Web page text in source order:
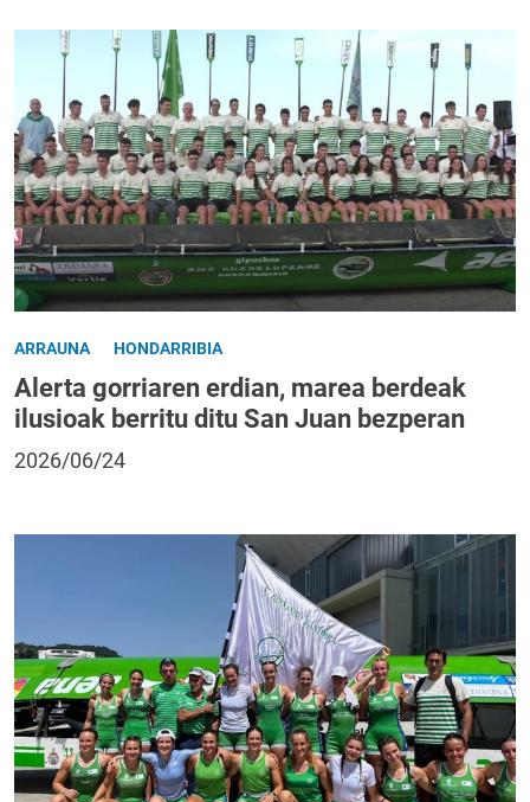
ARRAUNA HONDARRIBIA
Alerta gorriaren erdian, marea berdeak
ilusioak berritu ditu San Juan bezperan
2026/06/24